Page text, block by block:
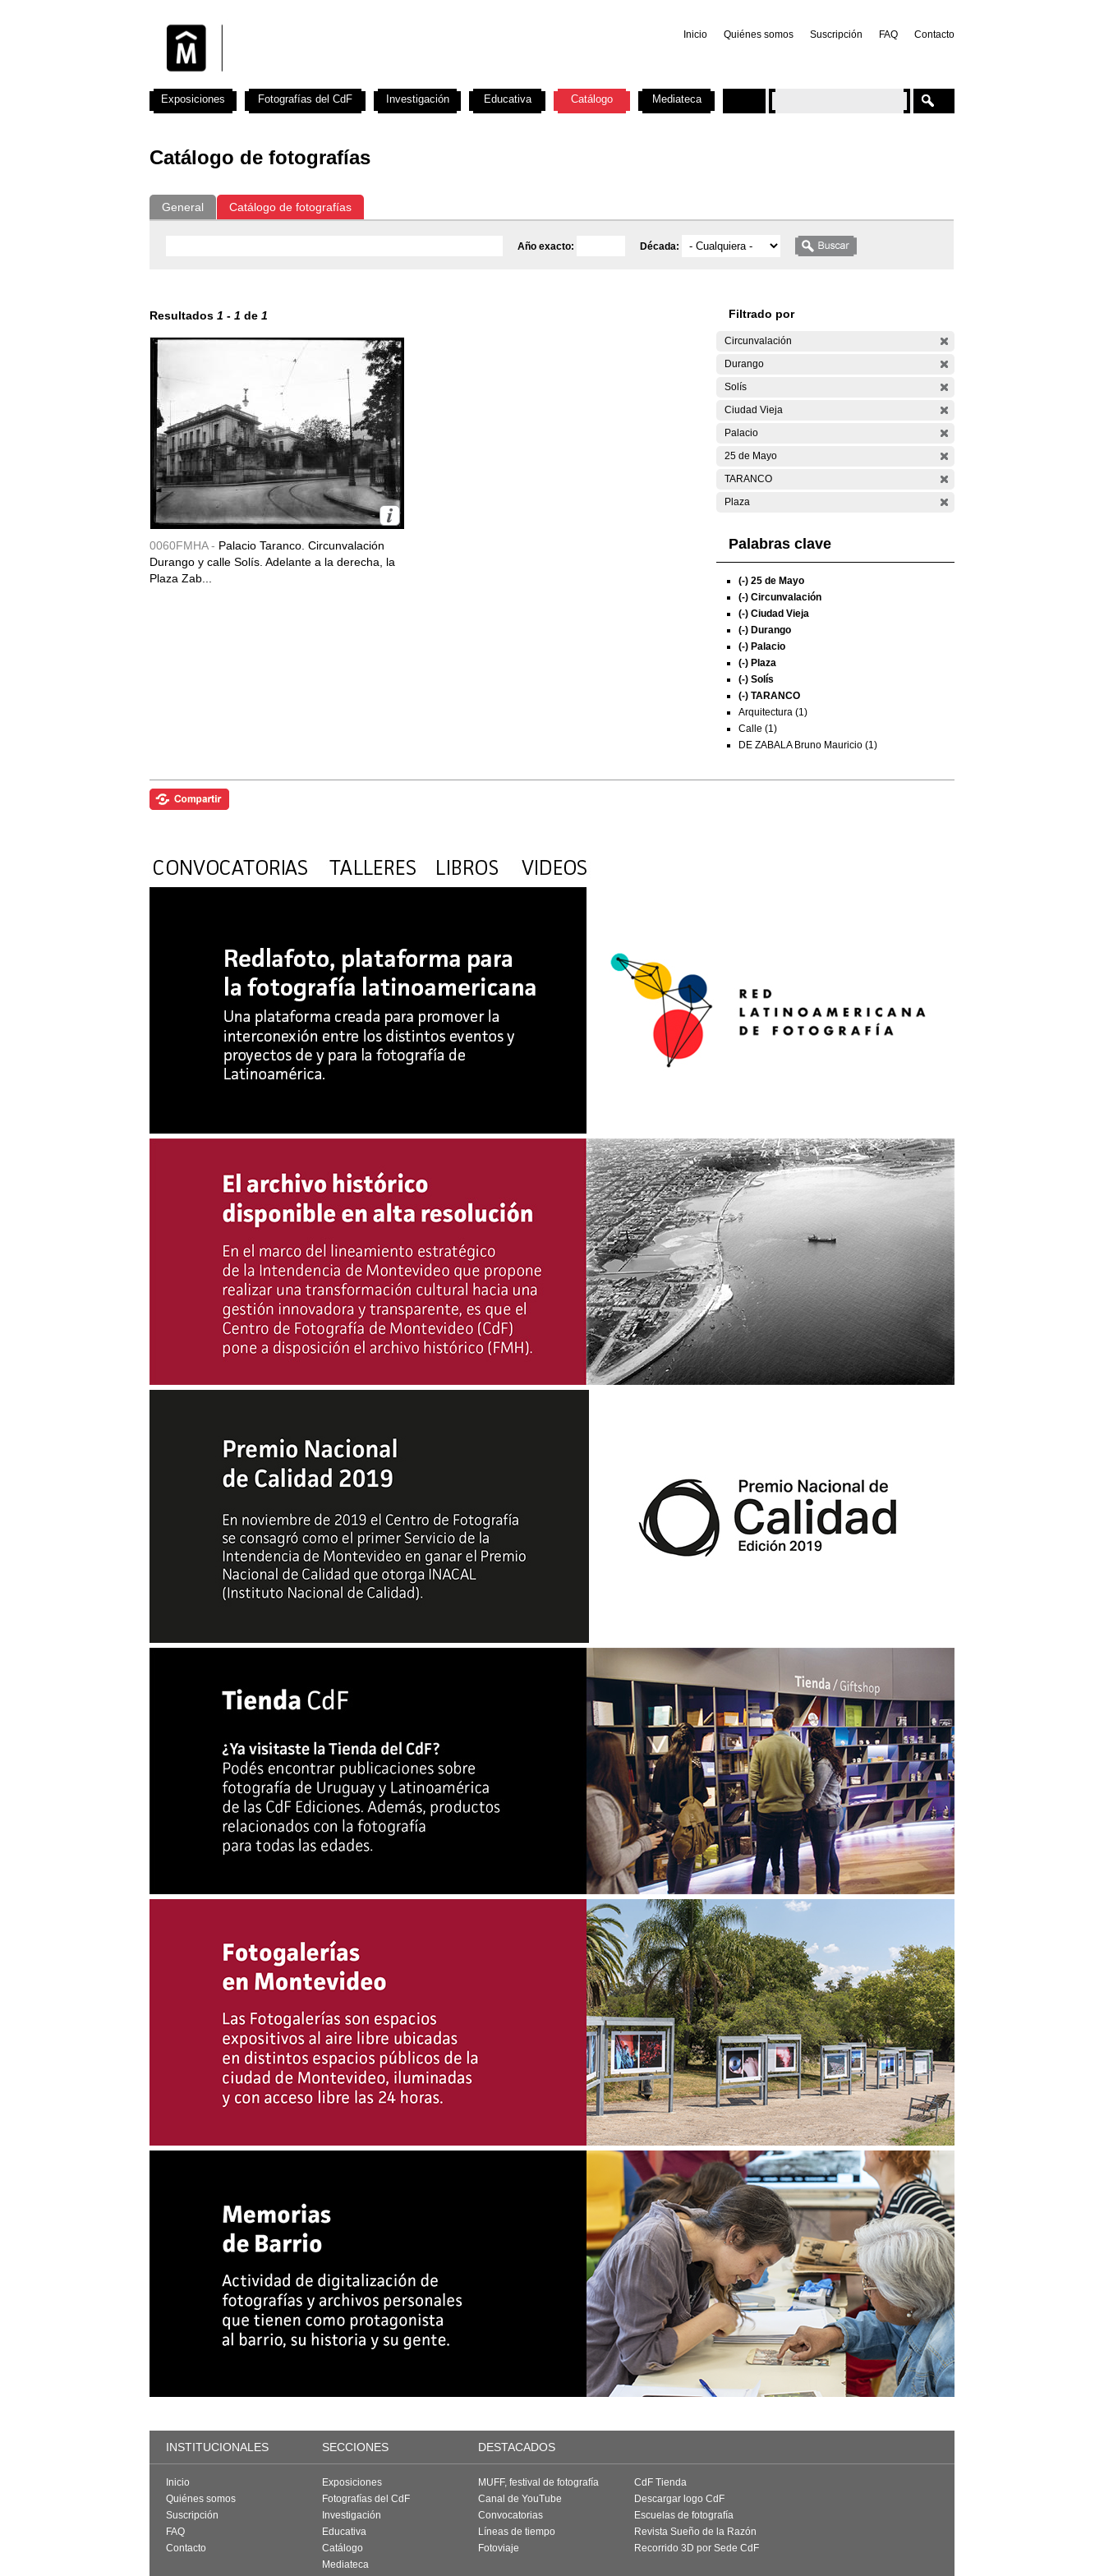
Inicio Quiénes somos Suscripción FAQ Contacto
Catálogo de fotografías
General Catálogo de fotografías
Año exacto: Década:
Resultados 1 - 1 de 1
0060FMHA - Palacio Taranco. Circunvalación
Durango y calle Solís. Adelante a la derecha, la
Plaza Zab...
Filtrado por
Circunvalación
Durango
Solís
Ciudad Vieja
Palacio
25 de Mayo
TARANCO
Plaza
Palabras clave
(-) 25 de Mayo
(-) Circunvalación
(-) Ciudad Vieja
(-) Durango
(-) Palacio
(-) Plaza
(-) Solís
(-) TARANCO
Arquitectura (1)
Calle (1)
DE ZABALA Bruno Mauricio (1)
Exposiciones Fotografías del CdF Investigación Educativa Catálogo Mediateca
INSTITUCIONALES SECCIONES DESTACADOS
Inicio
Quiénes somos
Suscripción
FAQ
Contacto
Exposiciones
Fotografías del CdF
Investigación
Educativa
Catálogo
Mediateca
MUFF, festival de fotografía
Canal de YouTube
Convocatorias
Líneas de tiempo
Fotoviaje
CdF Tienda
Descargar logo CdF
Escuelas de fotografía
Revista Sueño de la Razón
Recorrido 3D por Sede CdF